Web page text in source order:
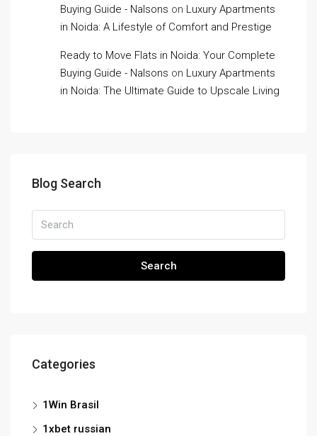
Buying Guide - Nalsons on Luxury Apartments
in Noida: A Lifestyle of Comfort and Prestige
Ready to Move Flats in Noida: Your Complete
Buying Guide - Nalsons on Luxury Apartments
in Noida: The Ultimate Guide to Upscale Living
Blog Search
Search
Categories
1Win Brasil
1xbet russian